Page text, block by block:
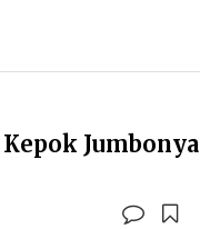
Jumbonya